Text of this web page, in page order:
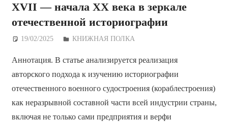
XVII — начала XX века в зеркале
отечественной историографии
19/02/2025 Дежурный по Редакции
КНИЖНАЯ ПОЛКА
Аннотация. В статье анализируется реализация
авторского подхода к изучению историографии
отечественного военного судостроения (кораблестроения)
как неразрывной составной части всей индустрии страны,
включая не только сами предприятия и верфи